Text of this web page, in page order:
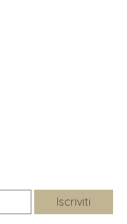
Iscriviti